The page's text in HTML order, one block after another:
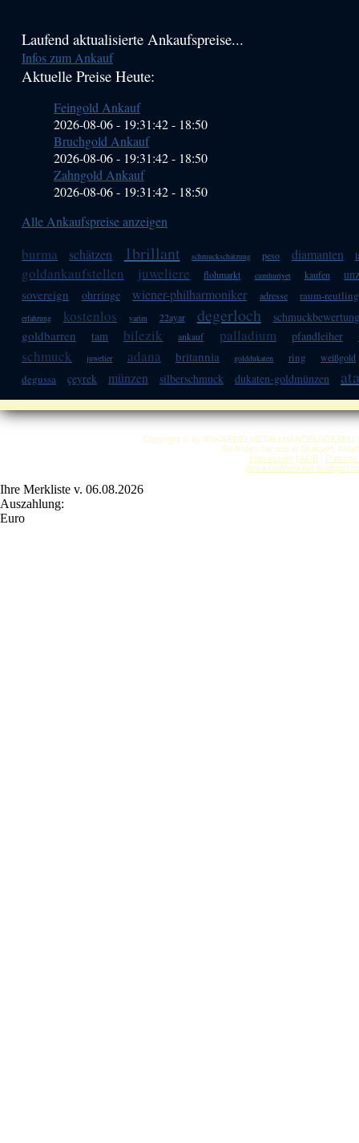
Haupt-
Sidebar
Laufend aktualisierte Ankaufspreise...
Infos zum Ankauf
Aktuelle Preise Heute:
Feingold Ankauf
2026-08-06 - 19:31:42- 18:50
Bruchgold Ankauf
2026-08-06 - 19:31:42- 18:50
Zahngold Ankauf
2026-08-06 - 19:31:42- 18:50
Alle Ankaufspreise anzeigen
burma schätzen 1brillant schmuckschätzung peso diamanten
goldankaufstellen juweliere flohmarkt cumhuriyet kaufen
sovereign ohrringe wiener-philharmoniker adresse raum-
erfahrung kostenlos yarim 22ayar degerloch
goldbarren tam bilezik ankauf palladium pfandleiher
schmuck juwelier adana britannia golddukaten ring weißgold
degussa çeyrek münzen silberschmuck dukaten-goldmünzen ata
Copyright © by ANKA
So finden Sie uns in Stuttgart:
Impressum| AGB|
Anka Goldankauf Stuttgart
Ihre Merkliste v. 06.08.2026
Auszahlung:
Euro